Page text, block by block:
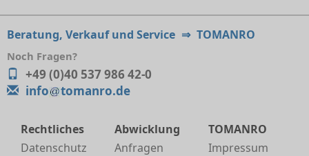
Beratung, Verkauf und Service ⇒ TOMANRO
Noch Fragen?
+49 (0)40 537 986 42-0
info
tomanro.de
Rechtliches
Datenschutz
Abwicklung
Anfragen
TOMANRO
Impressum